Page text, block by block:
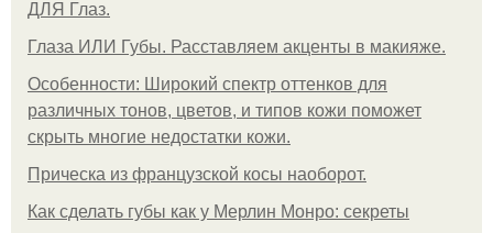
ДЛЯ Глаз.
Глаза ИЛИ Губы. Расставляем акценты в макияже.
Особенности: Широкий спектр оттенков для
различных тонов, цветов, и типов кожи поможет
скрыть многие недостатки кожи.
Прическа из французской косы наоборот.
Как сделать губы как у Мерлин Монро: секреты